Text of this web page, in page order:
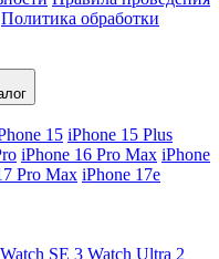
Политика обработки
15 iPhone 15 Plus
iPhone 16 Pro Max iPhone
Pro Max iPhone 17e
Watch SE 3 Watch Ultra 2